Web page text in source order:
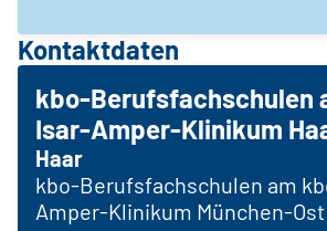
Kontaktdaten
kbo-Berufsfachschulen
Isar-Amper-Klinikum
Haar
kbo-Berufsfachschulen am
Amper-Klinikum München-Ost